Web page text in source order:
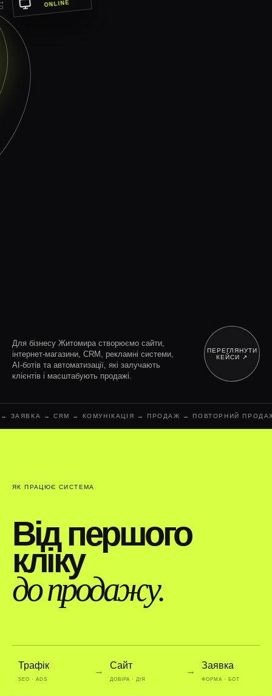
Для бізнесу Житомира створюємо сайти,
інтернет-магазини, CRM, рекламні системи,
AI-ботів та автоматизації, які залучають
клієнтів і масштабують продажі.
ПЕРЕГЛЯНУТИ
КЕЙСИ ↗︎
→ CRM → КОМУНІКАЦІЯ → ПРОДАЖ → ПОВТОРНИЙ ПРОДАЖ
ЯК ПРАЦЮЄ СИСТЕМА
Від першого
кліку
до продажу.
Трафік
SEO · ADS
→
Сайт
ДОВІРА · ДІЯ
→
Заявка
ФОРМА · БОТ